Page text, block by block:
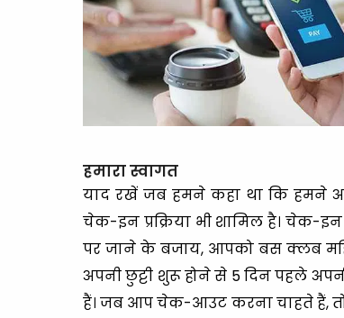
हमारा स्वागत
याद रखें जब हमने कहा था कि हमने
चेक-इन प्रक्रिया भी शामिल है।
पर जाने के बजाय, आपको बस क्लब
अपनी छुट्टी शुरू होने से 5 दिन पहले
हैं। जब आप चेक-आउट करना चाहते हैं,